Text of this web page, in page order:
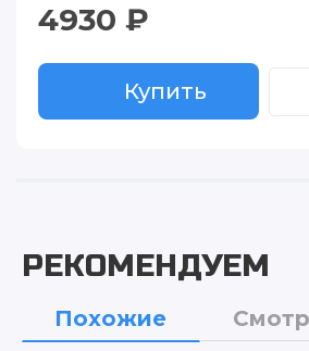
4930 ₽
Купить
РЕКОМЕНДУЕМ
Похожие